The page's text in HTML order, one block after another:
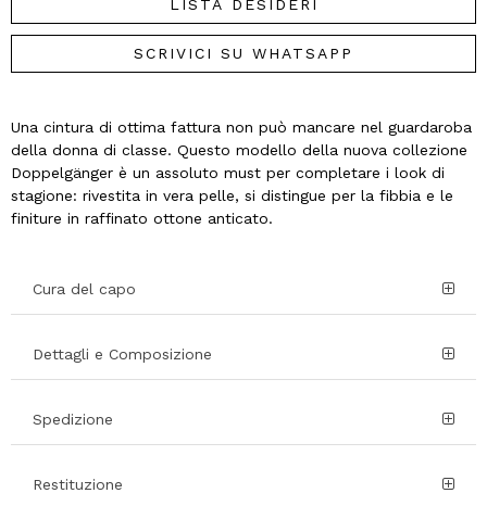
LISTA DESIDERI
SCRIVICI SU WHATSAPP
Una cintura di ottima fattura non può mancare nel guardaroba
della donna di classe. Questo modello della nuova collezione
Doppelgänger è un assoluto must per completare i look di
stagione: rivestita in vera pelle, si distingue per la fibbia e le
finiture in raffinato ottone anticato.
Cura del capo
Dettagli e Composizione
Spedizione
Restituzione